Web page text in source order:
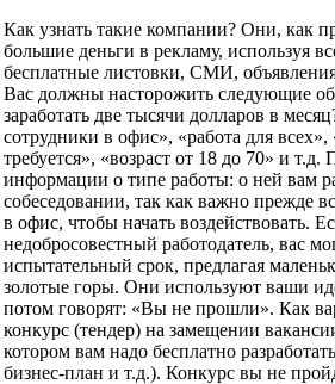
Как узнать такие компании? Они, как
большие деньги в рекламу, используя
бесплатные листовки, СМИ,
Вас должны насторожить следующие
заработать две тысячи долларов в
сотрудники в офис», «работа для всех»,
требуется», «возраст от 18 до 70» и т.д.
информации о типе работы: о ней вам
собеседовании, так как важно прежде
в офис, чтобы начать воздействовать.
недобросовестный работодатель, вас
испытательный срок, предлагая
золотые горы. Они используют ваши
потом говорят: «Вы не прошли». Как
конкурс (тендер) на замещении
котором вам надо бесплатно
бизнес-план и т.д.). Конкурс вы не